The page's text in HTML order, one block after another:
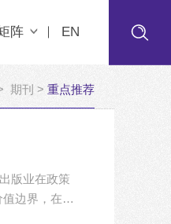
阵 EN
期刊 > 重点推荐
版业在政策
边界，在服